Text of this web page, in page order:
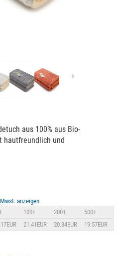
aus 100% aus Bio-
hautfreundlich und
anzeigen
100+ 200+
500+
21.41EUR 20.34EUR 19.57EUR